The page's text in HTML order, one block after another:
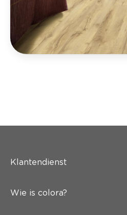
Klantendienst
Wie is colora?